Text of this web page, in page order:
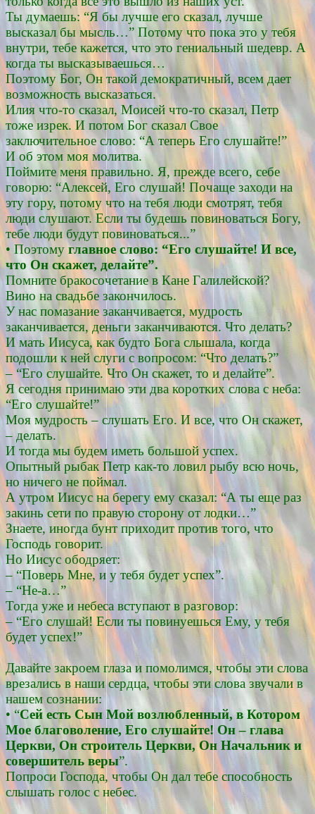
Ты думаешь: “Я бы лучше его сказал, лучше
высказал бы мысль…” Потому что пока это у тебя
внутри, тебе кажется, что это гениальный шедевр. А
когда ты высказываешься…
Поэтому Бог, Он такой демократичный, всем дает
возможность высказаться.
Илия что-то сказал, Моисей что-то сказал, Петр
тоже изрек. И потом Бог сказал Свое
заключительное слово: “А теперь Его слушайте!”
И об этом моя молитва.
Поймите меня правильно. Я, прежде всего, себе
говорю: “Алексей, Его слушай! Почаще заходи на
эту гору, потому что на тебя люди смотрят, тебя
люди слушают. Если ты будешь повиноваться Богу,
тебе люди будут повиноваться...”
• Поэтомуглавное слово: “Его слушайте! И все,
что Он скажет, делайте”.
Помните бракосочетание в Кане Галилейской?
Вино на свадьбе закончилось.
У нас помазание заканчивается, мудрость
заканчивается, деньги заканчиваются. Что делать?
И мать Иисуса, как будто Бога слышала, когда
подошли к ней слуги с вопросом: “Что делать?”
– “Его слушайте. Что Он скажет, то и делайте”.
Я сегодня принимаю эти два коротких слова с неба:
“Его слушайте!”
Моя мудрость – слушать Его. И все, что Он скажет,
– делать.
И тогда мы будем иметь большой успех.
Опытный рыбак Петр как-то ловил рыбу всю ночь,
но ничего не поймал.
А утром Иисус на берегу ему сказал: “А ты еще раз
закинь сети по правую сторону от лодки…”
Знаете, иногда бунт приходит против того, что
Господь говорит.
Но Иисус ободряет:
– “Поверь Мне, и у тебя будет успех”.
– “Не-а…”
Тогда уже и небеса вступают в разговор:
– “Его слушай! Если ты повинуешься Ему, у тебя
будет успех!”
Давайте закроем глаза и помолимся, чтобы эти слова
врезались в наши сердца, чтобы эти слова звучали в
нашем сознании:
• “Сей есть Сын Мой возлюбленный, в Котором
Мое благоволение, Его слушайте! Он – глава
Церкви, Он строитель Церкви, Он Начальник и
совершитель веры”.
Попроси Господа, чтобы Он дал тебе способность
слышать голос с небес.